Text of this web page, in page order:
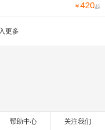
￥ 420起
帮助中心 关注我们